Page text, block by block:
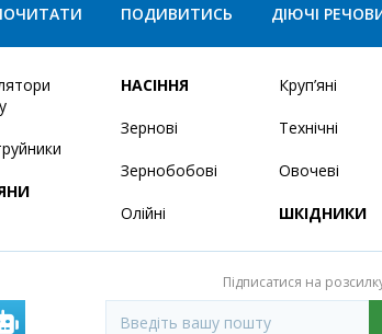
ПОДИВИТИСЬ ДІЮЧІ
НАСІННЯ
Зернові
Зернобобові
Олійні
Круп’яні
Технічні
Овочеві
ШКІДНИКИ
Підписатися на